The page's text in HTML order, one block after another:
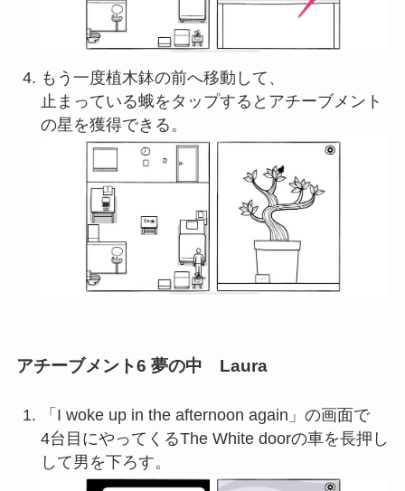
もう一度植木鉢の前へ移動して、
止まっている蛾をタップするとアチーブメント
の星を獲得できる。
アチーブメント6 夢の中 Laura
「I woke up in the afternoon again」の画面で
4台目にやってくるThe White doorの車を長押し
して男を下ろす。